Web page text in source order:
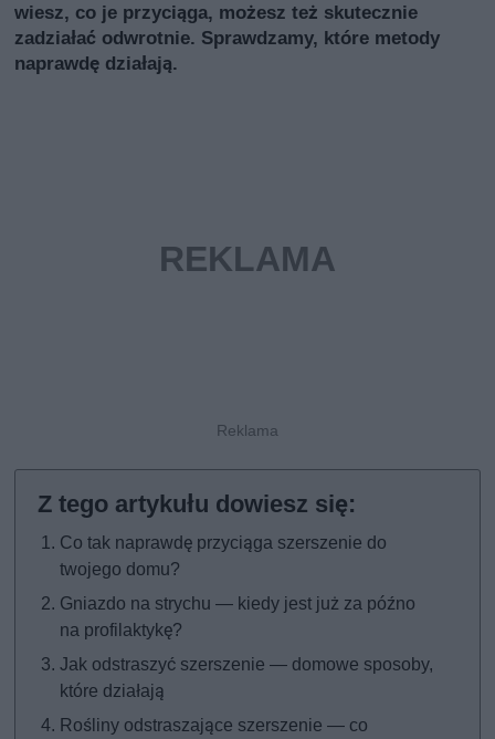
wiesz, co je przyciąga, możesz też skutecznie
zadziałać odwrotnie. Sprawdzamy, które metody
naprawdę działają.
Co tak naprawdę przyciąga szerszenie do
twojego domu?
Gniazdo na strychu — kiedy jest już za późno
na profilaktykę?
Jak odstraszyć szerszenie — domowe sposoby,
które działają
Rośliny odstraszające szerszenie — co